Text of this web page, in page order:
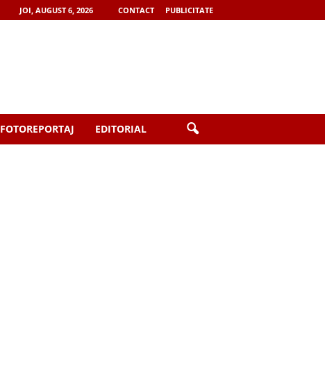
JOI, AUGUST 6, 2026 CONTACT PUBLICITATE
FOTOREPORTAJ EDITORIAL